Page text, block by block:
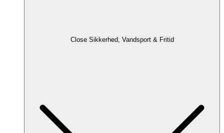
Close Sikkerhed, Vandsport & Fritid